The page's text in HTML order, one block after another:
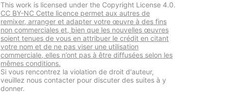
This work is licensed under the Copyright License 4.0.
CC BY-NC Cette licence permet aux autres de
remixer, arranger et adapter votre œuvre à des fins
non commerciales et, bien que les nouvelles œuvres
soient tenues de vous en attribuer le crédit en citant
votre nom et de ne pas viser une utilisation
commerciale, elles n’ont pas à être diffusées selon les
mêmes conditions.
Si vous rencontrez la violation de droit d'auteur,
veuillez nous contacter pour discuter des suites à y
donner.